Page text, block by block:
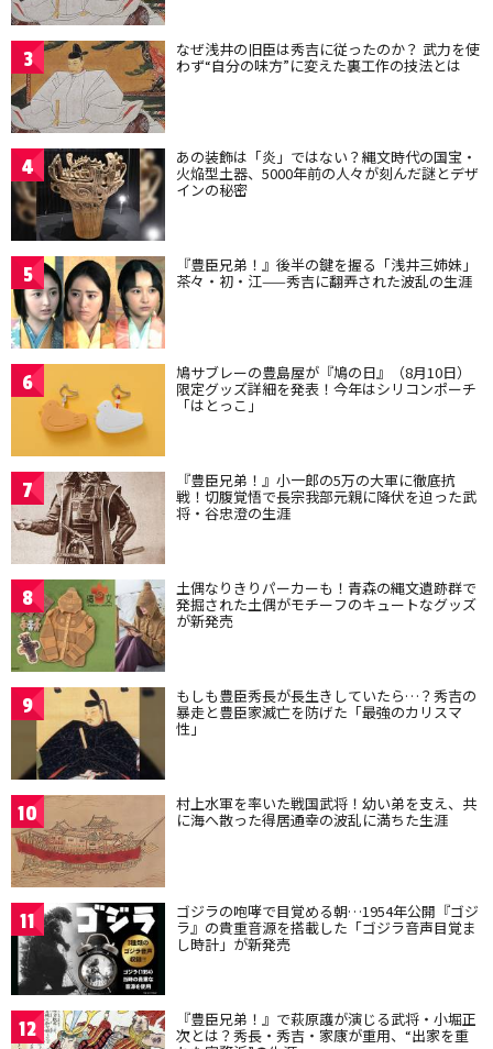
3 なぜ浅井の旧臣は秀吉に従ったのか？ 武力を使
わず“自分の味方”に変えた裏工作の技法とは
4 あの装飾は「炎」ではない？縄文時代の国宝・
火焔型土器、5000年前の人々が刻んだ謎とデザ
インの秘密
5 『豊臣兄弟！』後半の鍵を握る「浅井三姉妹」
茶々・初・江——秀吉に翻弄された波乱の生涯
6 鳩サブレーの豊島屋が『鳩の日』（8月10日）
限定グッズ詳細を発表！今年はシリコンポーチ
「はとっこ」
7 『豊臣兄弟！』小一郎の5万の大軍に徹底抗
戦！切腹覚悟で長宗我部元親に降伏を迫った武
将・谷忠澄の生涯
8 土偶なりきりパーカーも！青森の縄文遺跡群で
発掘された土偶がモチーフのキュートなグッズ
が新発売
9 もしも豊臣秀長が長生きしていたら…？秀吉の
暴走と豊臣家滅亡を防げた「最強のカリスマ
性」
10 村上水軍を率いた戦国武将！幼い弟を支え、共
に海へ散った得居通幸の波乱に満ちた生涯
11 ゴジラの咆哮で目覚める朝…1954年公開『ゴジ
ラ』の貴重音源を搭載した「ゴジラ音声目覚ま
し時計」が新発売
12 『豊臣兄弟！』で萩原護が演じる武将・小堀正
次とは？秀長・秀吉・家康が重用、“出家を重